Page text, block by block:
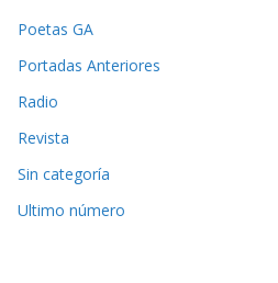
Poetas GA
Portadas Anteriores
Radio
Revista
Sin categoría
Ultimo número